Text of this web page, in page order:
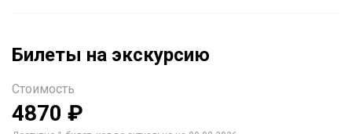
Билеты на экскурсию
Стоимость
4870 ₽